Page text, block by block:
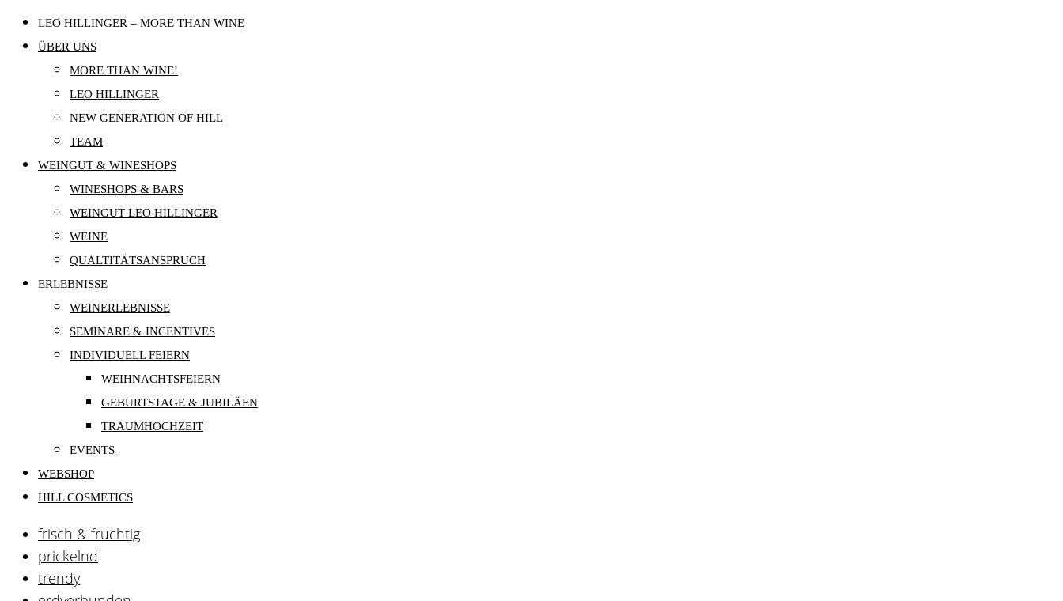
LEO HILLINGER – MORE THAN WINE
ÜBER UNS
MORE THAN WINE!
LEO HILLINGER
NEW GENERATION OF HILL
TEAM
WEINGUT & WINESHOPS
WINESHOPS & BARS
WEINGUT LEO HILLINGER
WEINE
QUALTITÄTSANSPRUCH
ERLEBNISSE
WEINERLEBNISSE
SEMINARE & INCENTIVES
INDIVIDUELL FEIERN
WEIHNACHTSFEIERN
GEBURTSTAGE & JUBILÄEN
TRAUMHOCHZEIT
EVENTS
WEBSHOP
HILL COSMETICS
frisch & fruchtig
prickelnd
trendy